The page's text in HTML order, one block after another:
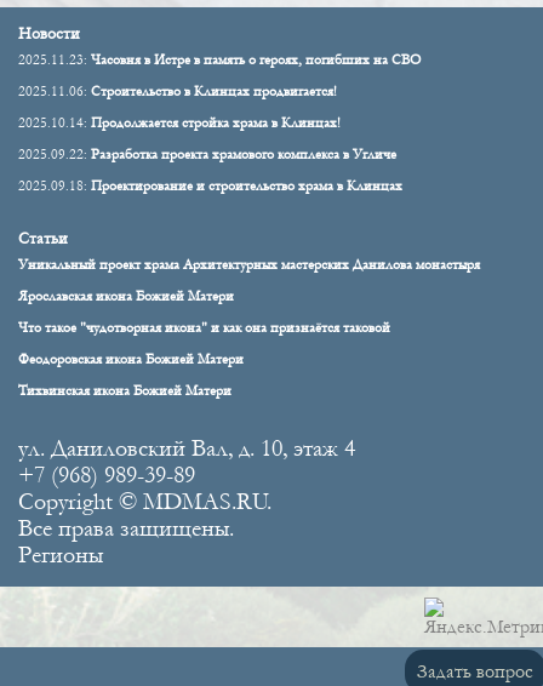
Задать вопрос
Новости
2025.11.23: Часовня в Истре в память о героях, погибших на СВО
2025.11.06: Строительство в Клинцах продвигается!
2025.10.14: Продолжается стройка храма в Клинцах!
2025.09.22: Разработка проекта храмового комплекса в Угличе
2025.09.18: Проектирование и строительство храма в Клинцах
Статьи
Уникальный проект храма Архитектурных мастерских Данилова монастыря
Ярославская икона Божией Матери
Что такое "чудотворная икона" и как она признаётся таковой
Феодоровская икона Божией Матери
Тихвинская икона Божией Матери
ул. Даниловский Вал, д. 10, этаж 4
+7 (968) 989-39-89
Copyright © MDMAS.RU.
Все права защищены.
Регионы